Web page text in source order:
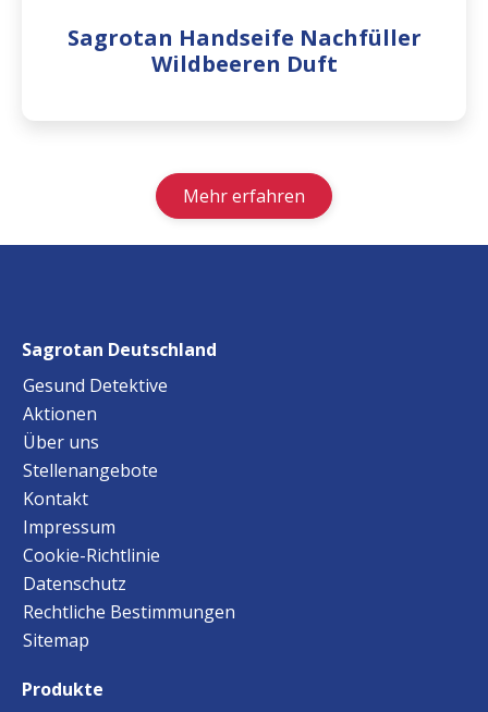
Sagrotan Handseife Nachfüller
Wildbeeren Duft
Mehr erfahren
Sagrotan Deutschland
Gesund Detektive
Aktionen
Über uns
Stellenangebote
Kontakt
Impressum
Cookie-Richtlinie
Datenschutz
Rechtliche Bestimmungen
Sitemap
Produkte